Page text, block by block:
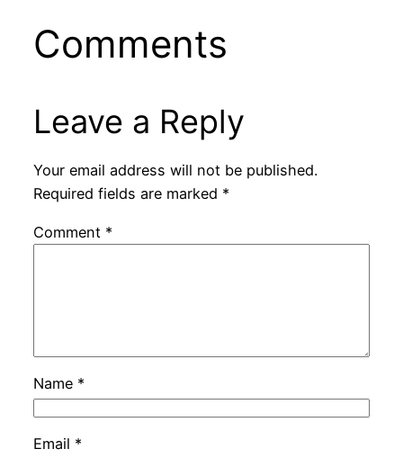
Comments
Leave a Reply
Your email address will not be published.
Required fields are marked *
Comment *
Name *
Email *